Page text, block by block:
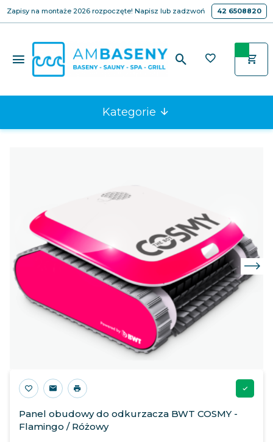
Zapisy na montaże 2026 rozpoczęte! Napisz lub zadzwoń 42 6508820
Kategorie
Panel obudowy do odkurzacza BWT COSMY -
Flamingo / Różowy